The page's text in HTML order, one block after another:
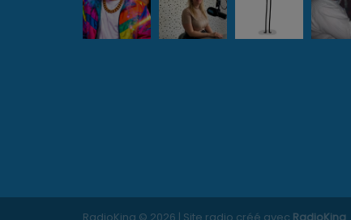
RadioKing © 2026 | Site radio créé avec RadioKing